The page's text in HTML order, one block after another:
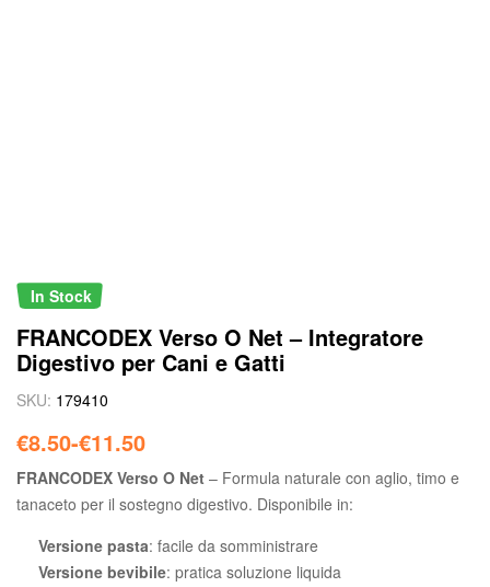
In Stock
FRANCODEX Verso O Net – Integratore
Digestivo per Cani e Gatti
SKU: 179410
€8.50-€11.50
FRANCODEX Verso O Net – Formula naturale con aglio, timo e
tanaceto per il sostegno digestivo. Disponibile in:
Versione pasta: facile da somministrare
Versione bevibile: pratica soluzione liquida